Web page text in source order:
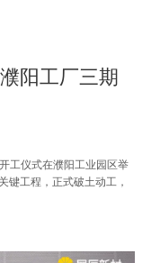
阳工厂三期
工仪式在濮阳工业园区举
键工程，正式破土动工，